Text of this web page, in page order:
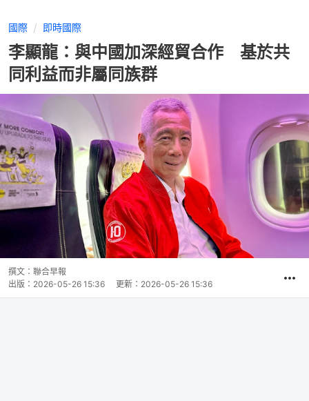
國際 即時國際
李顯龍：與中國加深經貿合作 基於共
同利益而非屬同族群
撰文： 聯合早報
出版： 2026-05-26 15:36 更新： 2026-05-26 15:36